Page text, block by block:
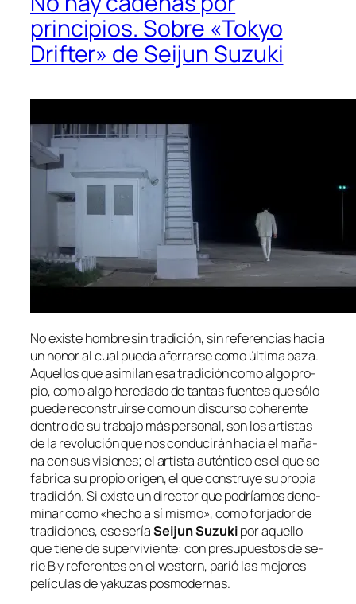
principios. Sobre «Tokyo
Drifter» de Seijun Suzuki
No exis­te hom­bre sin tra­di­ción, sin re­fe­ren­cias ha­cia
un ho­nor al cual pue­da afe­rrar­se co­mo úl­ti­ma ba­za.
Aquellos que asi­mi­lan esa tra­di­ción co­mo al­go pro­
pio, co­mo al­go he­re­da­do de tan­tas fuen­tes que só­lo
pue­de re­cons­truir­se co­mo un dis­cur­so cohe­ren­te
den­tro de su tra­ba­jo más per­so­nal, son los ar­tis­tas
de la re­vo­lu­ción que nos con­du­ci­rán ha­cia el ma­ña­
na con sus vi­sio­nes; el ar­tis­ta au­tén­ti­co es el que se
fa­bri­ca su pro­pio ori­gen, el que cons­tru­ye su pro­pia
tra­di­ción. Si exis­te un di­rec­tor que po­dría­mos de­no­
mi­nar co­mo «he­cho a sí mis­mo», co­mo for­ja­dor de
tra­di­cio­nes, ese se­ríaSeijun Suzukipor aque­llo
que tie­ne de su­per­vi­vien­te: con pre­su­pues­tos de se­
rie B y re­fe­ren­tes en elwes­tern, pa­rió las me­jo­res
pe­lí­cu­las de ya­ku­zas posmodernas.